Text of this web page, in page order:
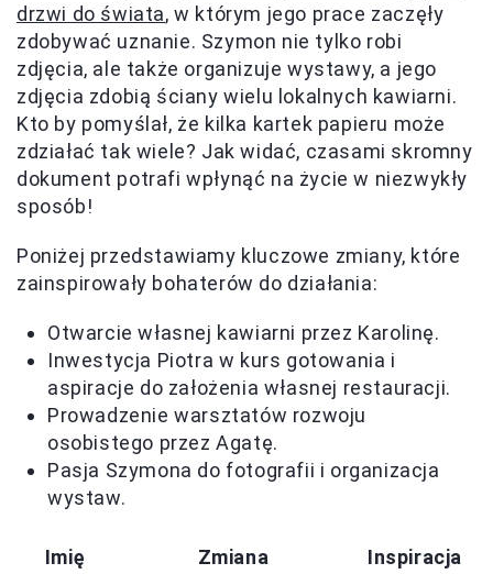
drzwi do świata, w którym jego prace zaczęły
zdobywać uznanie. Szymon nie tylko robi
zdjęcia, ale także organizuje wystawy, a jego
zdjęcia zdobią ściany wielu lokalnych kawiarni.
Kto by pomyślał, że kilka kartek papieru może
zdziałać tak wiele? Jak widać, czasami skromny
dokument potrafi wpłynąć na życie w niezwykły
sposób!
Poniżej przedstawiamy kluczowe zmiany, które
zainspirowały bohaterów do działania:
Otwarcie własnej kawiarni przez Karolinę.
Inwestycja Piotra w kurs gotowania i
aspiracje do założenia własnej restauracji.
Prowadzenie warsztatów rozwoju
osobistego przez Agatę.
Pasja Szymona do fotografii i organizacja
wystaw.
Imię Zmiana Inspiracja